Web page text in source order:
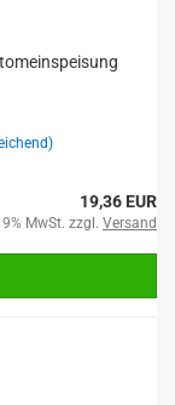
19,36 EUR
MwSt. zzgl. Versand